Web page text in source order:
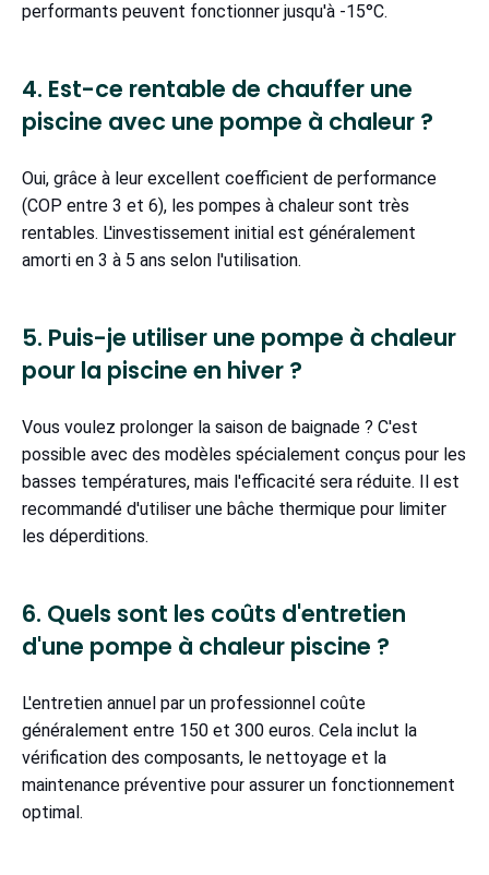
performants peuvent fonctionner jusqu'à -15°C.
4. Est-ce rentable de chauffer une
piscine avec une pompe à chaleur ?
Oui, grâce à leur excellent coefficient de performance
(COP entre 3 et 6), les pompes à chaleur sont très
rentables. L'investissement initial est généralement
amorti en 3 à 5 ans selon l'utilisation.
5. Puis-je utiliser une pompe à chaleur
pour la piscine en hiver ?
Vous voulez prolonger la saison de baignade ? C'est
possible avec des modèles spécialement conçus pour les
basses températures, mais l'efficacité sera réduite. Il est
recommandé d'utiliser une bâche thermique pour limiter
les déperditions.
6. Quels sont les coûts d'entretien
d'une pompe à chaleur piscine ?
L'entretien annuel par un professionnel coûte
généralement entre 150 et 300 euros. Cela inclut la
vérification des composants, le nettoyage et la
maintenance préventive pour assurer un fonctionnement
optimal.